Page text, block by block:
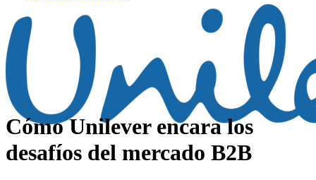
Cómo Unilever encara los
desafíos del mercado B2B